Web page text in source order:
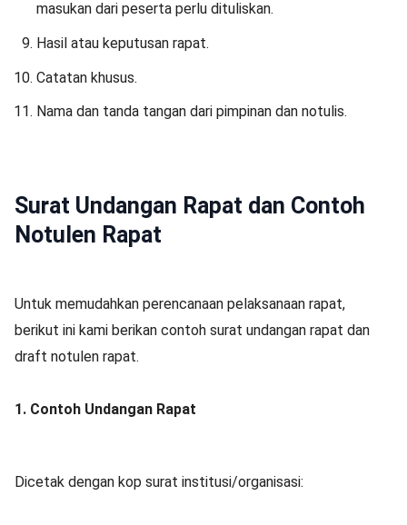
masukan dari peserta perlu dituliskan.
Hasil atau keputusan rapat.
Catatan khusus.
Nama dan tanda tangan dari pimpinan dan notulis.
Surat Undangan Rapat dan Contoh
Notulen Rapat
Untuk memudahkan perencanaan pelaksanaan rapat,
berikut ini kami berikan contoh surat undangan rapat dan
draft notulen rapat.
1. Contoh Undangan Rapat
Dicetak dengan kop surat institusi/organisasi: